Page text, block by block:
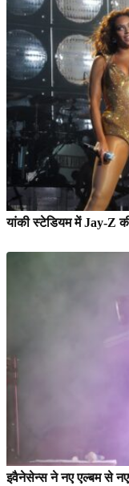
यांकी स्टेडियम में Jay-Z
इवैनेसेन्स ने नए एल्बम से